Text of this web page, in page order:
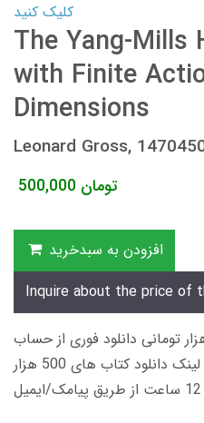
کلیک کنید
The Yang-Mills
with Finite
Dimensions
Leonard Gross,
500,000 تومان
افزودن به سبدخرید
Inquire about the price of
تحویل کتاب های 600 هزار تومانی دانلود فوری از حساب
کاربری می باشد، و زمان تحویل لینک دانلود کتاب های 500 هزار